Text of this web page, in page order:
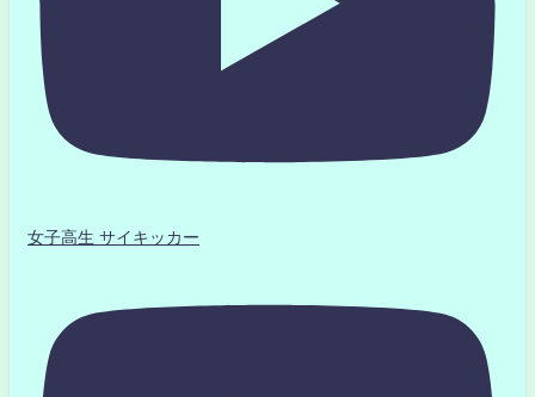
女子高生 サイキッカー